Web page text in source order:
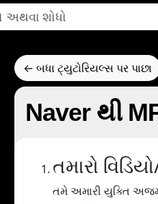
← બધા ટ્યુટોરિયલ્સ પર પાછા
Naver થી
તમારો
તમે અમારી યુક્તિ